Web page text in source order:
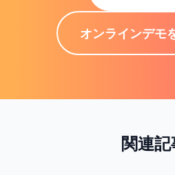
オンラインデモ
関連